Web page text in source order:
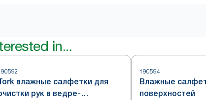
in...
влажные салфетки для
рук в ведре-
190594
Влажные
поверхностей